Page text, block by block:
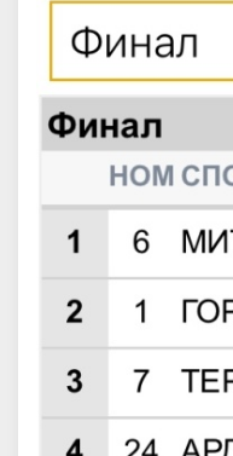
Кирилл
Тюменская область